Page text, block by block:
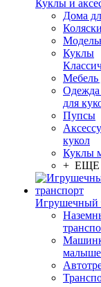
Куклы и
Дома
Куклы
Мебель
Одежда
для
Пупсы
кукол
Куклы
+ ЕЩЕ
Игрушечный